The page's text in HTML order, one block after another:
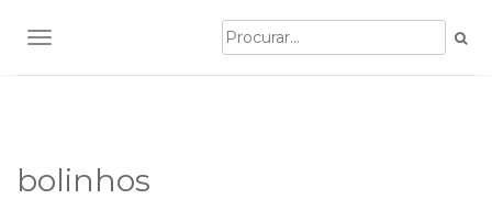
TOGGLE NAVIGATION
bolinhos